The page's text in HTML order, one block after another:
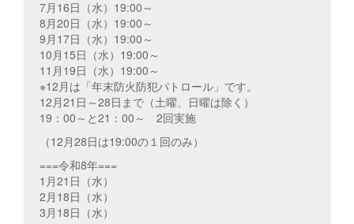
7月16日（水）19:00～
8月20日（水）19:00～
9月17日（水）19:00～
10月15日（水）19:00～
11月19日（水）19:00～
※12月は「年末防火防犯パトロール」です。
12月21日～28日まで（土曜、日曜は除く）
19：00～と21：00～ 2回実施
（12月28日は19:00の１回のみ）
===令和8年===
1月21日（水）
2月18日（水）
3月18日（水）